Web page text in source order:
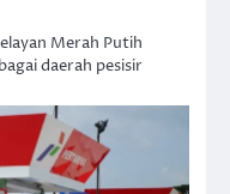
Merah Putih
daerah pesisir